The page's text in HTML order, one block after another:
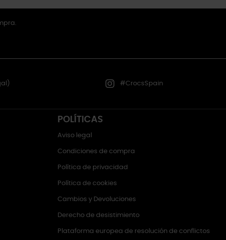
#CrocsSpain
POLÍTICAS
Aviso legal
Condiciones de compra
Política de privacidad
Política de cookies
Cambios y Devoluciones
Derecho de desistimiento
Plataforma europea de resolución de conflictos